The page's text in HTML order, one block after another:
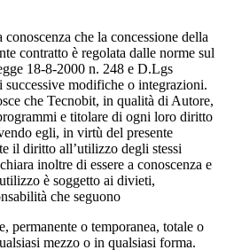
che la concessione della
contratto è regolata dalle norme sul
18-8-2000 n. 248 e D.Lgs
modifiche o integrazioni.
che Tecnobit, in qualità di Autore,
e titolare di ogni loro diritto
egli, in virtù del presente
il diritto all’utilizzo degli stessi
inoltre di essere a conoscenza e
è soggetto ai divieti,
che seguono
permanente o temporanea, totale o
mezzo o in qualsiasi forma.